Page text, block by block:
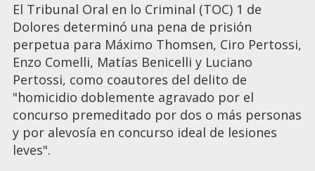
El Tribunal Oral en lo Criminal (TOC) 1 de
Dolores determinó una pena de prisión
perpetua para Máximo Thomsen, Ciro Pertossi,
Enzo Comelli, Matías Benicelli y Luciano
Pertossi, como coautores del delito de
"homicidio doblemente agravado por el
concurso premeditado por dos o más personas
y por alevosía en concurso ideal de lesiones
leves".